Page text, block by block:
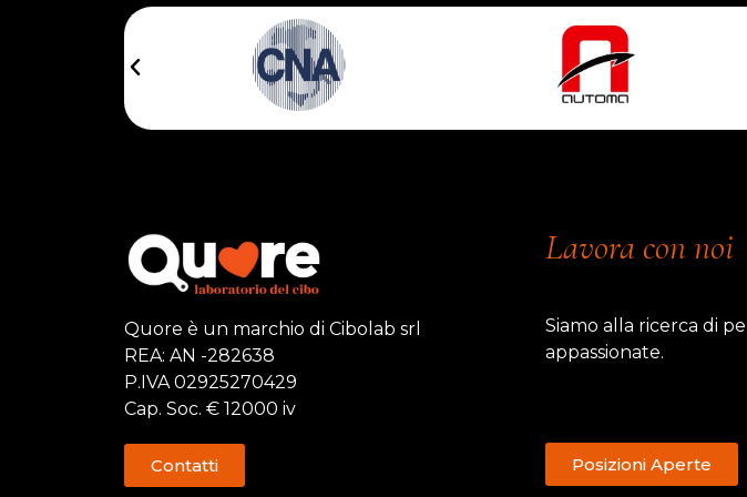
Quore è un marchio di Cibolab srl
REA: AN -282638
P.IVA 02925270429
Cap. Soc. € 12000 iv
Contatti
Lavora con noi
Siamo alla ricerca di
appassionate.
Posizioni Aperte